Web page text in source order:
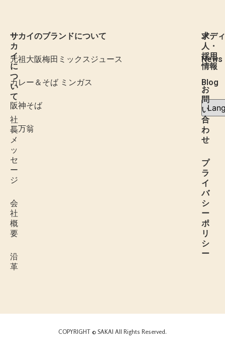
サ
カ
イ
に
つ
い
て
社
長
メ
ッ
セ
ー
ジ
会
社
概
要
沿
革
サカイのブランドについて
元祖大阪梅田ミックスジュース
カレー＆そば ミンガス
阪神そば
二万翁
求
人・
採用
情報
お
問
い
合
わ
せ
プ
ラ
イ
バ
シ
ー
ポ
リ
シ
ー
メデ
News
Blog
COPYRIGHT © SAKAI All Rights Reserved.